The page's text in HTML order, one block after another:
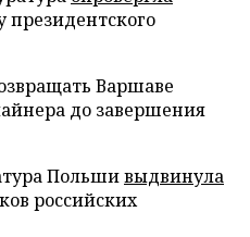
президентского
Варшаве
до завершения
Польшивыдвинула
российских